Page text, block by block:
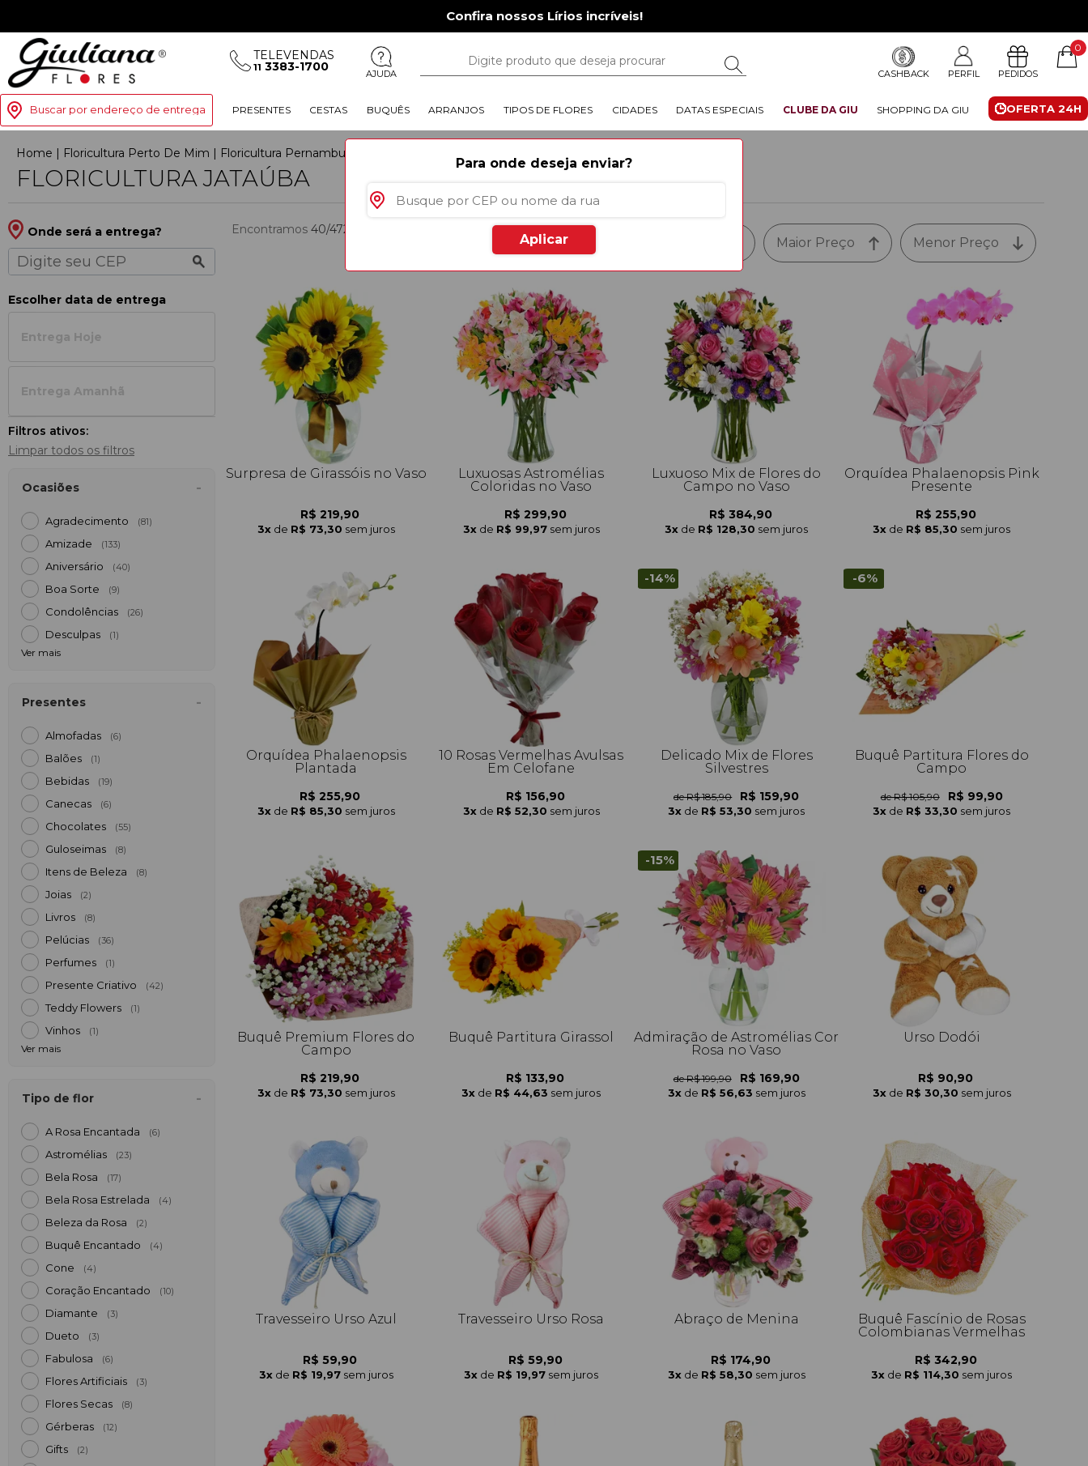
Confira nossos Lírios incríveis!
TELEVENDAS
11 3383-1700 AJUDA CASHBACK PERFIL PEDIDOS
0
Buscar por endereço de entrega OFERTA 24H
PRESENTES CESTAS BUQUÊS ARRANJOS TIPOS DE FLORES CIDADES DATAS ESPECIAIS CLUBE DA GIU SHOPPING DA GIU
Para onde deseja enviar?
Aplicar
Home | Floricultura Perto De Mim | Floricultura Pernambuco
FLORICULTURA JATAÚBA
Onde será a entrega?
Escolher data de entrega
Entrega Hoje
Entrega Amanh
Filtros ativos:
Limpar todos os filtros
Ocasiões
Agradecimento (81)
Amizade (133)
Aniversário (40)
Boa Sorte (9)
Condolências (26)
Desculpas (1)
Ver mais
Presentes
Almofadas (6)
Balões (1)
Bebidas (19)
Canecas (6)
Chocolates (55)
Guloseimas (8)
Itens de Beleza (8)
Joias (2)
Livros (8)
Pelúcias (36)
Perfumes (1)
Presente Criativo (42)
Teddy Flowers (1)
Vinhos (1)
Ver mais
Tipo de flor
A Rosa Encantada (6)
Astromélias (23)
Bela Rosa (17)
Bela Rosa Estrelada (4)
Beleza da Rosa (2)
Buquê Encantado (4)
Cone (4)
Coração Encantado (10)
Diamante (3)
Dueto (3)
Fabulosa (6)
Flores Artificiais (3)
Flores Secas (8)
Gérberas (12)
Gifts (2)
Menor Preço
Maior Preço
Encontramos 40/472 especiais para você
Surpresa de Girassóis no Vaso
R$ 219,90
3x de R$ 73,30 sem juros
Luxuosas Astromélias
Coloridas no Vaso
R$ 299,90
3x de R$ 99,97 sem juros
Luxuoso Mix de Flores do
Campo no Vaso
R$ 384,90
3x de R$ 128,30 sem juros
Orquídea Phalaenopsis Pink
Presente
R$ 255,90
3x de R$ 85,30 sem juros
Orquídea Phalaenopsis
Plantada
R$ 255,90
3x de R$ 85,30 sem juros
10 Rosas Vermelhas Avulsas
Em Celofane
R$ 156,90
3x de R$ 52,30 sem juros
-14%
Delicado Mix de Flores
Silvestres
de R$ 185,90 R$ 159,90
3x de R$ 53,30 sem juros
-6%
Buquê Partitura Flores do
Campo
de R$ 105,90 R$ 99,90
3x de R$ 33,30 sem juros
Buquê Premium Flores do
Campo
R$ 219,90
3x de R$ 73,30 sem juros
Buquê Partitura Girassol
R$ 133,90
3x de R$ 44,63 sem juros
-15%
Admiração de Astromélias Cor
Rosa no Vaso
de R$ 199,90 R$ 169,90
3x de R$ 56,63 sem juros
Urso Dodói
R$ 90,90
3x de R$ 30,30 sem juros
Travesseiro Urso Azul
R$ 59,90
3x de R$ 19,97 sem juros
Travesseiro Urso Rosa
R$ 59,90
3x de R$ 19,97 sem juros
Abraço de Menina
R$ 174,90
3x de R$ 58,30 sem juros
Buquê Fascínio de Rosas
Colombianas Vermelhas
R$ 342,90
3x de R$ 114,30 sem juros